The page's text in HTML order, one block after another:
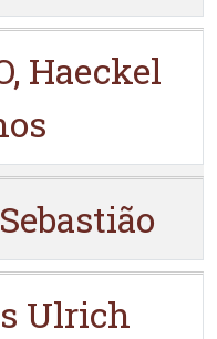
Haeckel
Ulrich